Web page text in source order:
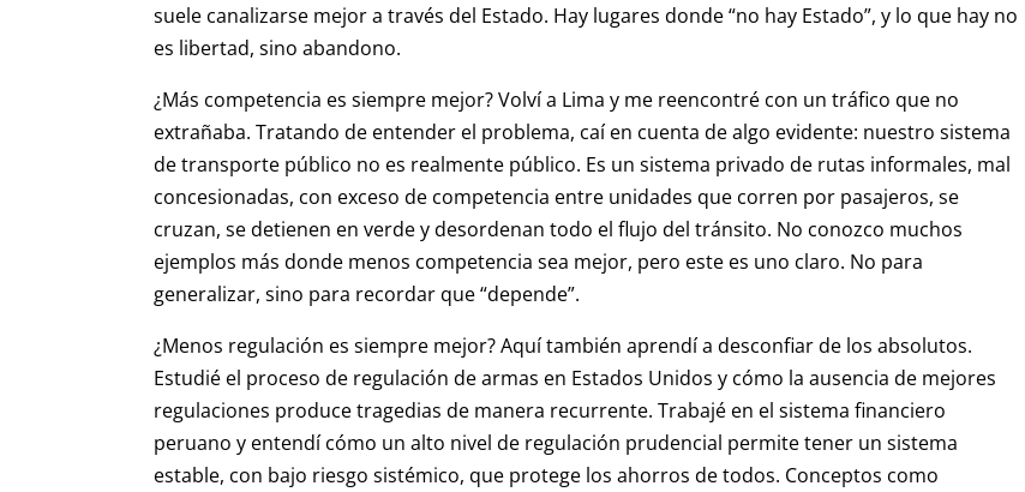
suele canalizarse mejor a través del Estado. Hay lugares donde “no hay Estado”, y lo que hay no
es libertad, sino abandono.
¿Más competencia es siempre mejor? Volví a Lima y me reencontré con un tráfico que no
extrañaba. Tratando de entender el problema, caí en cuenta de algo evidente: nuestro sistema
de transporte público no es realmente público. Es un sistema privado de rutas informales, mal
concesionadas, con exceso de competencia entre unidades que corren por pasajeros, se
cruzan, se detienen en verde y desordenan todo el flujo del tránsito. No conozco muchos
ejemplos más donde menos competencia sea mejor, pero este es uno claro. No para
generalizar, sino para recordar que “depende”.
¿Menos regulación es siempre mejor? Aquí también aprendí a desconfiar de los absolutos.
Estudié el proceso de regulación de armas en Estados Unidos y cómo la ausencia de mejores
regulaciones produce tragedias de manera recurrente. Trabajé en el sistema financiero
peruano y entendí cómo un alto nivel de regulación prudencial permite tener un sistema
estable, con bajo riesgo sistémico, que protege los ahorros de todos. Conceptos como